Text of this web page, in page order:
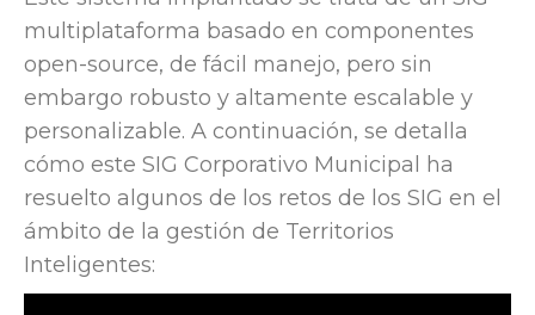
multiplataforma basado en componentes
open-source, de fácil manejo, pero sin
embargo robusto y altamente escalable y
personalizable. A continuación, se detalla
cómo este SIG Corporativo Municipal ha
resuelto algunos de los retos de los SIG en el
ámbito de la gestión de Territorios
Inteligentes: